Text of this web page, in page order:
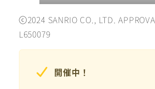
ⓒ2024 SANRIO CO., LTD.
L650079
開催中！